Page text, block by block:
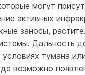
могут
активных
заносы,
Дальность
тумана
возможно